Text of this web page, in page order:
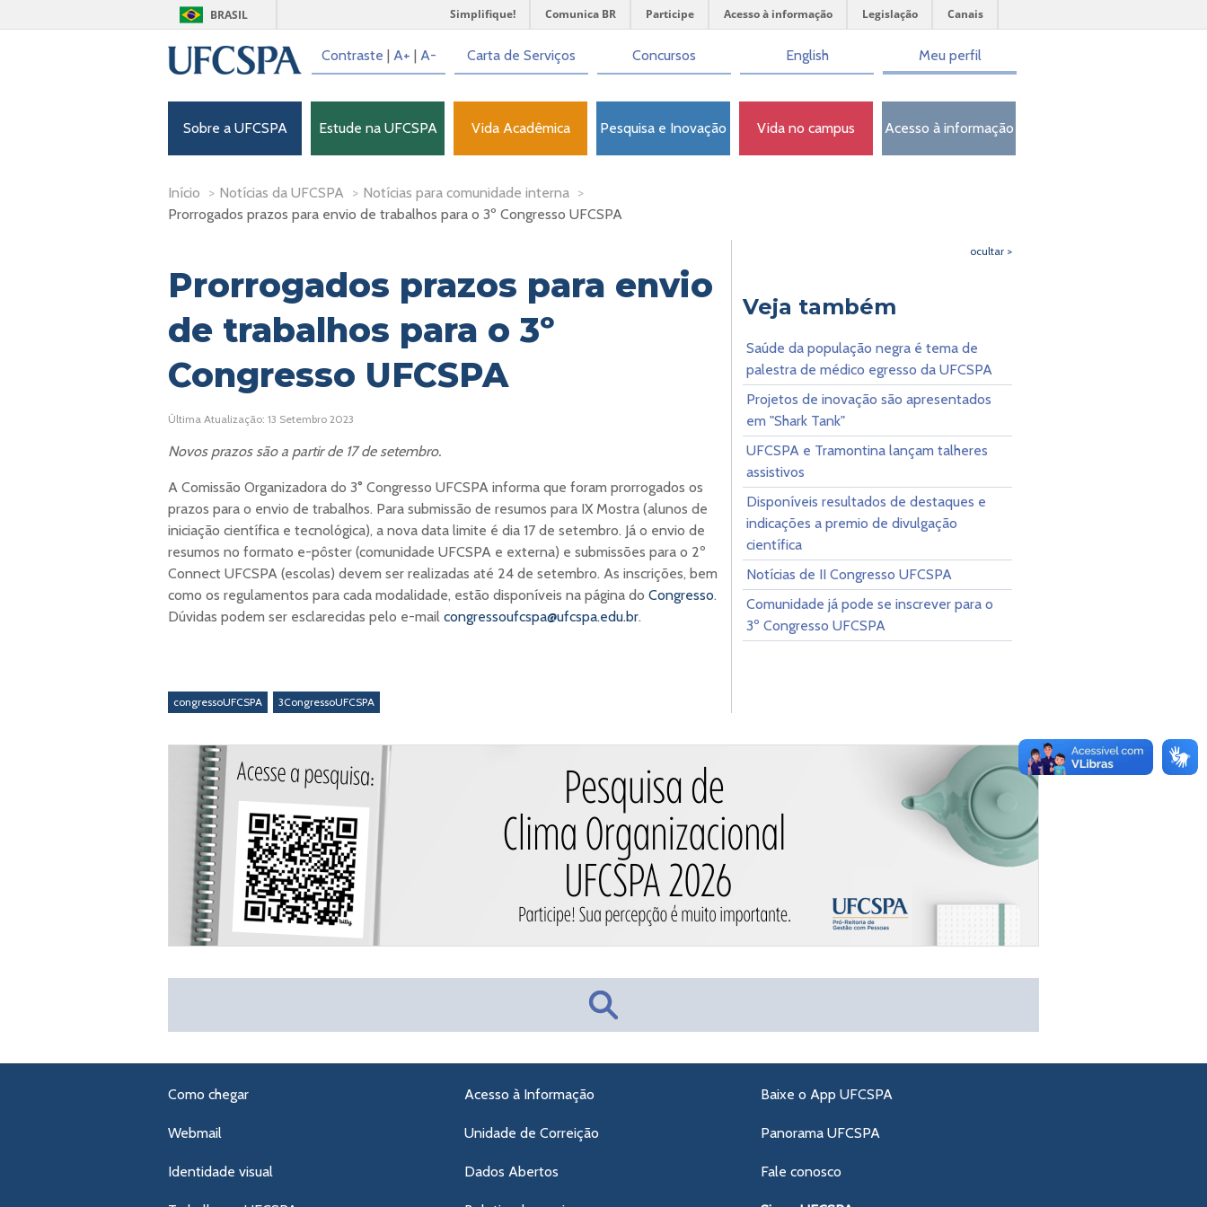
BRASIL Simplifique! Comunica BR Participe Acesso à informação Legislação Canais
Contraste | A+ | A- Carta de Serviços Concursos English Meu perfil
Sobre a UFCSPA Estude na UFCSPA Vida Acadêmica Pesquisa e Inovação Vida no campus Acesso à informação
Início > Notícias da UFCSPA > Notícias para comunidade interna >
Prorrogados prazos para envio de trabalhos para o 3º Congresso UFCSPA
Prorrogados prazos para envio
de trabalhos para o 3º
Congresso UFCSPA
Última Atualização: 13 Setembro 2023
Novos prazos são a partir de 17 de setembro.
A Comissão Organizadora do 3° Congresso UFCSPA informa que foram prorrogados os
prazos para o envio de trabalhos. Para submissão de resumos para IX Mostra (alunos de
iniciação científica e tecnológica), a nova data limite é dia 17 de setembro. Já o envio de
resumos no formato e-pôster (comunidade UFCSPA e externa) e submissões para o 2º
Connect UFCSPA (escolas) devem ser realizadas até 24 de setembro. As inscrições, bem
como os regulamentos para cada modalidade, estão disponíveis na página do Congresso.
Dúvidas podem ser esclarecidas pelo e-mail congressoufcspa@ufcspa.edu.br.
congressoUFCSPA 3CongressoUFCSPA
ocultar >
Veja também
Saúde da população negra é tema de
palestra de médico egresso da UFCSPA
Projetos de inovação são apresentados
em "Shark Tank"
UFCSPA e Tramontina lançam talheres
assistivos
Disponíveis resultados de destaques e
indicações a premio de divulgação
científica
Notícias de II Congresso UFCSPA
Comunidade já pode se inscrever para o
3º Congresso UFCSPA
Como chegar
Webmail
Identidade visual
Acesso à Informação
Unidade de Correição
Dados Abertos
Baixe o App UFCSPA
Panorama UFCSPA
Fale conosco